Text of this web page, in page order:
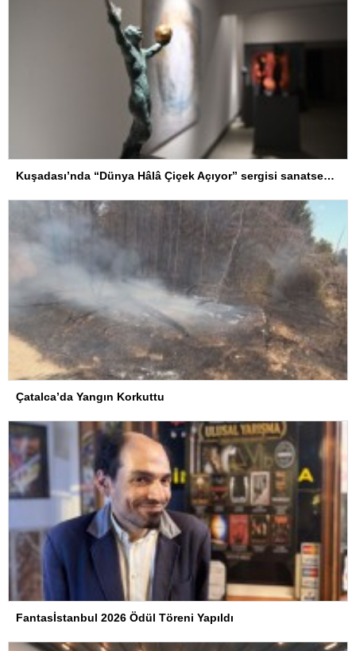
Kuşadası’nda “Dünya Hâlâ Çiçek Açıyor” sergisi sanatseverlerle buluşuyor
Çatalca’da Yangın Korkuttu
Fantasİstanbul 2026 Ödül Töreni Yapıldı